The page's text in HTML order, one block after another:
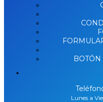
Lunes a